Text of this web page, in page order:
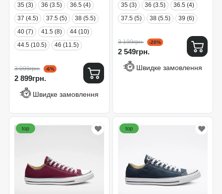
35 (3)
36 (3.5)
36.5 (4)
37 (4.5)
37.5 (5)
38 (5.5)
40 (7)
41.5 (8)
44 (10)
44.5 (10.5)
46 (11.5)
3 099грн. -6%
2 899грн.
Швидке замовлення
35 (3)
36 (3.5)
36.5 (4)
37.5 (5)
38 (5.5) 39 (6)
3 199грн. -20%
2 549грн.
Швидке замовлення
top top